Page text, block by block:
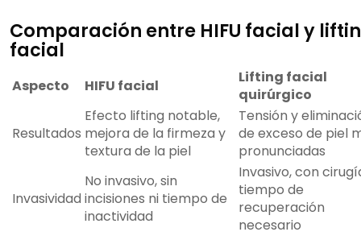
Comparación entre HIFU facial y
facial
Aspecto HIFU facial
Lifting facial
quirúrgico
Resultados
Efecto lifting notable,
mejora de la firmeza y
textura de la piel
Tensión y
de exceso de piel
pronunciadas
Invasividad
No invasivo, sin
incisiones ni tiempo de
inactividad
Invasivo, con
tiempo de
recuperación
necesario